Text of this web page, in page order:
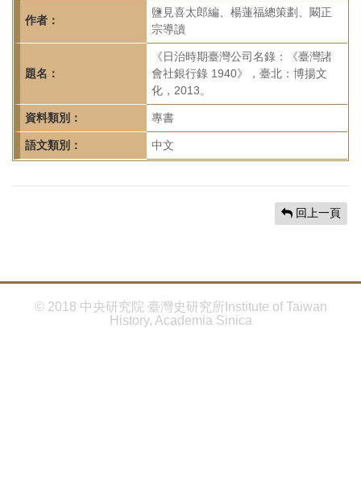
研
究
首
頁
作者：
鹽見喜太郎編、楊蓮福總策劃、闞正
宗導讀
題名：
《日治時期臺灣公司名錄：《臺灣諸
會社銀行錄 1940》，臺北：博揚文
化，2013。
資料類別： 專書
語文類別： 中文
回上一頁
© 2018 中央研究院 臺灣史研究所Institute of Taiwan
History, Academia Sinica